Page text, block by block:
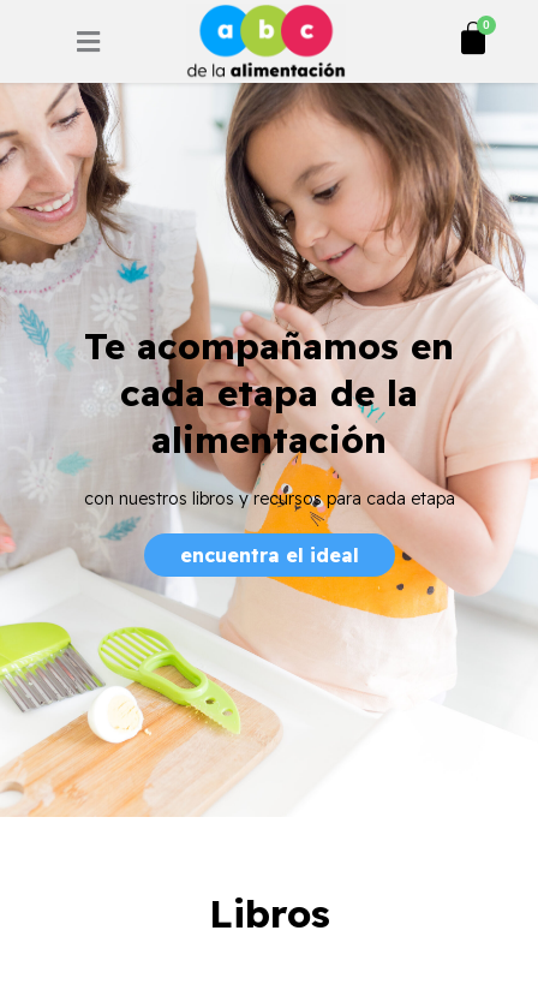
0
Cart
Te acompañamos en
cada etapa de la
alimentación
con nuestros libros y recursos para cada etapa
encuentra el ideal
Libros